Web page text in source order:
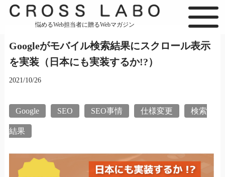
悩めるWeb担当者に贈るWebマガジン
Googleがモバイル検索結果にスクロール表示
を実装（日本にも実装するか!?）
2021/10/26
Google SEO SEO事情 仕様変更 検索
結果